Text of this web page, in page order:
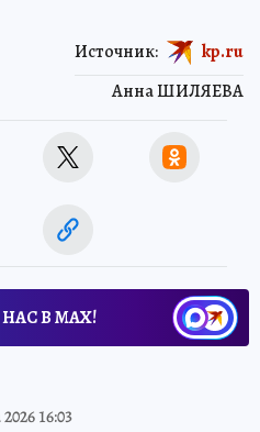
Анна ШИЛЯЕВА
Источник: kp.ru
В МАХ!
16:03